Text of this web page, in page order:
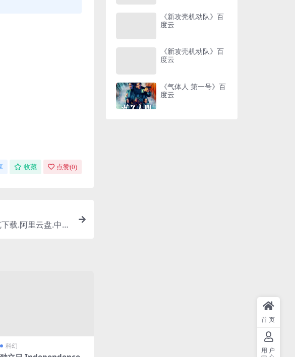
收藏 点赞(0)
载.阿里云盘.中
科幻
《新攻壳机动队》百
度云
《新攻壳机动队》百
度云
《气体人 第一号》百
度云
首页
用户